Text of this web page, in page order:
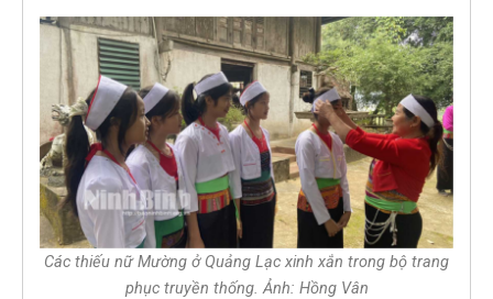
Các thiếu nữ Mường ở Quảng Lạc xinh xắn trong bộ trang
phục truyền thống. Ảnh: Hồng Vân